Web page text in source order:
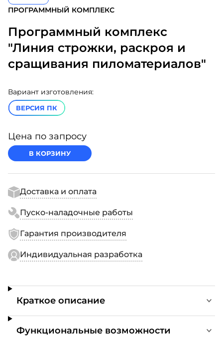
ПРОГРАММНЫЙ КОМПЛЕКС
Программный комплекс
"Линия строжки, раскроя и
сращивания пиломатериалов"
Вариант изготовления:
ВЕРСИЯ ПК
Цена по запросу
В КОРЗИНУ
Доставка и оплата
Пуско-наладочные работы
Гарантия производителя
Индивидуальная разработка
Краткое описание
Функциональные возможности